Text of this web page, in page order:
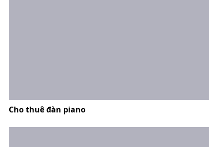
Cho thuê đàn piano